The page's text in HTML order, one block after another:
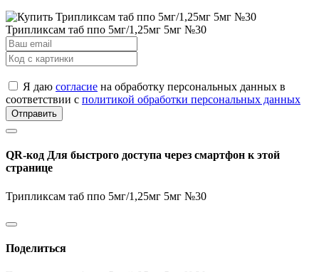
Трипликсам таб ппо 5мг/1,25мг 5мг №30
Я даю согласие на обработку персональных данных в
соответствии с политикой обработки персональных данных
Отправить
QR-код Для быстрого доступа через смартфон к этой
странице
Трипликсам таб ппо 5мг/1,25мг 5мг №30
Поделиться